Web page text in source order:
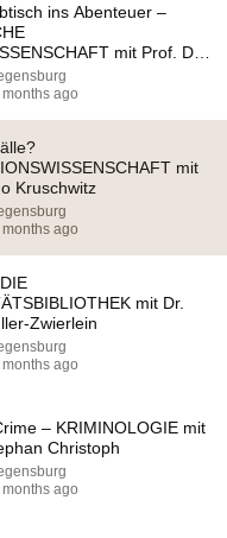
IAIS): AI -
ins Abenteuer –
mit Prof. Dr.
months ago
mit
Kruschwitz
ago
mit Dr.
Zwierlein
months ago
– KRIMINOLOGIE mit
Christoph
ago